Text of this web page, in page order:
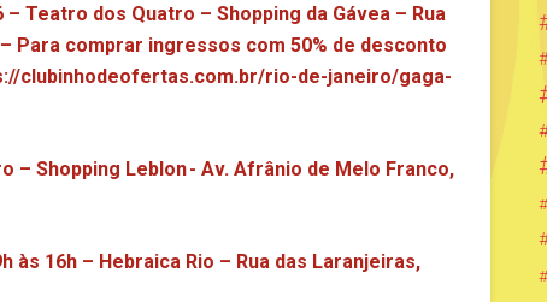
– Teatro dos Quatro – Shopping da Gávea – Rua
Para comprar ingressos com 50% de desconto
clubinhodeofertas.com.br/rio-de-janeiro/gaga-
– Shopping Leblon - Av. Afrânio de Melo Franco,
às 16h – Hebraica Rio – Rua das Laranjeiras,